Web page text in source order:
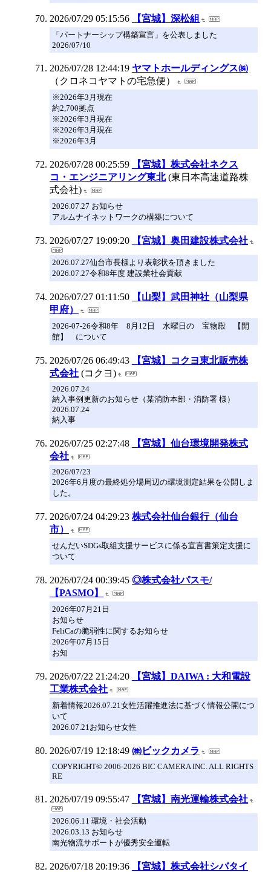
2026/07/29 05:15:56 【宮城】深松組
「パートナーシップ構築宣言」を公表しました
2026/07/10
2026/07/28 12:44:19 ヤマトホールディングス㈱
（クロネコヤマトの宅急便）
※2026年3月現在
約2,700拠点
※2026年3月現在
※2026年3月現在
※2026年3月
2026/07/28 00:25:59
【宮城】株式会社ネクス
コ・エンジニアリング東北 (東日本高速道路株
式会社)
2026.07.27 お知らせ
アルムナイネットワークの構築について
2026/07/27 19:09:20 【宮城】奥田建設株式会社
2026.07.27仙台市長様より表彰状を頂きました
2026.07.27令和8年度 建設業社会貢献
2026/07/27 01:11:50
【山梨】武田神社（山梨県
甲府）
2026-07-26令和8年 8月12日 水曜日の 宝物殿 【開
館】 について
2026/07/26 06:49:43
【宮城】コクヨ東北販売株
式会社 (コクヨ)
2026.07.24
納入事例更新のお知らせ（某消防本部・消防署 様）
2026.07.24
納入事
2026/07/25 02:27:48
【宮城】仙台環境開発株式
会社
2026/07/23
2026年6月度の最終処分場周辺の環境測定結果を公開しま
した。
2026/07/24 04:29:23 株式会社仙台銀行（仙台
市）
せんだいSDGs取組支援サービスに係る宣言書策定支援に
ついて
2026/07/24 00:39:45 ◎株式会社パスモ/
【PASMO】
2026年07月21日
お知らせ
FeliCaの脆弱性に関するお知らせ
2026年07月15日
お知
2026/07/22 21:24:20
【宮城】DAIWA : 大和電設
工業株式会社
新着情報2026.07.21女性活躍推進法に基づく情報公開につ
いて
2026.07.21お知らせ女性
2026/07/19 12:18:49 ㈱ビックカメラ
COPYRIGHT© 2006-2026 BIC CAMERA INC. ALL RIGHTS
RE
2026/07/19 09:55:47 【宮城】南光運輸株式会社
2026.06.11 環境・社会活動
2026.03.13 お知らせ
南光物流サポートが優秀安全運転
2026/07/18 20:19:36
【宮城】株式会社シバタイ